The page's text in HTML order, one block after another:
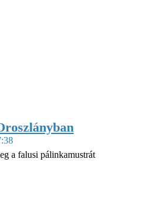
a falusi pálinkamustrát